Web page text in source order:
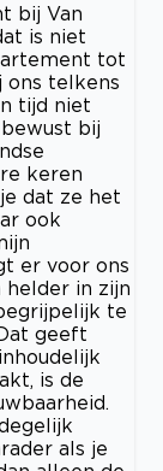
bij Van
is niet
tot
ons telkens
tijd niet
bij
keren
dat ze het
ook
er voor ons
helder in zijn
te
geeft
is de
als je